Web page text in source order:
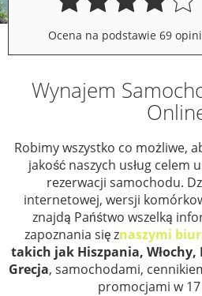
Ocena na podstawie 69
Wynajem
Robimy wszystko co możliwe,
jakość naszych usług celem
rezerwacji samochodu.
internetowej, wersji
znajdą Pańśtwo wszelką
zapoznania się znaszymi
takich jak Hiszpania,
Grecja, samochodami,
promocjami w 17